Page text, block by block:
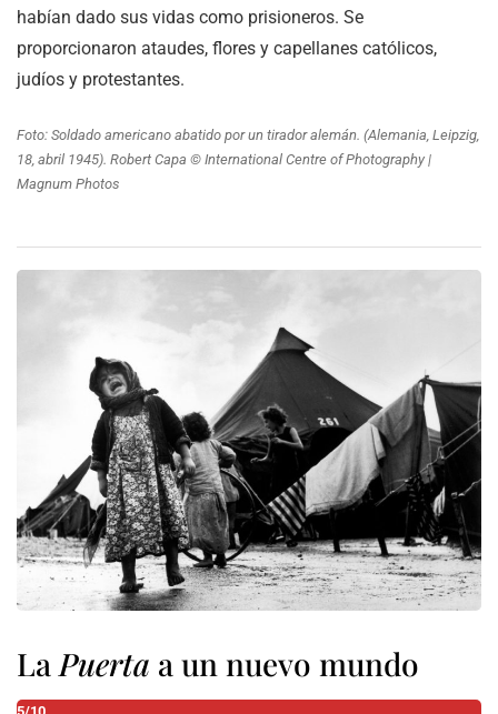
habían dado sus vidas como prisioneros. Se
proporcionaron ataudes, flores y capellanes católicos,
judíos y protestantes.
Foto: Soldado americano abatido por un tirador alemán. (Alemania, Leipzig,
18, abril 1945). Robert Capa © International Centre of Photography |
Magnum Photos
La Puerta a un nuevo mundo